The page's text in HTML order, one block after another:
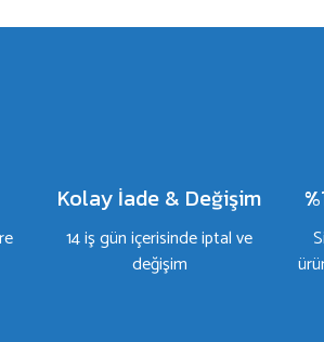
ilk yorumu siz yapın!
Kolay İade & Değişim
14 iş gün içerisinde iptal ve
değişim